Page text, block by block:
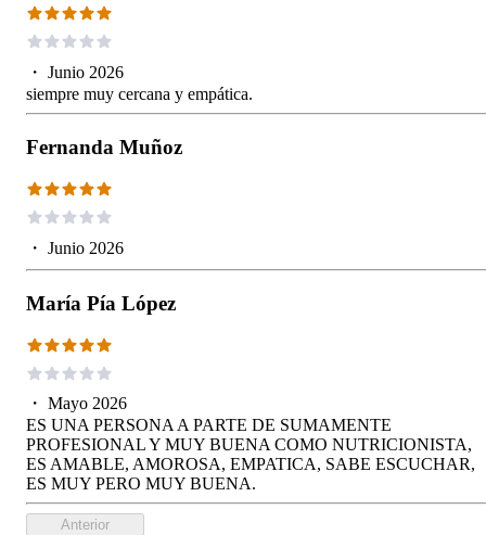
・ Junio 2026
siempre muy cercana y empática.
Fernanda Muñoz
・ Junio 2026
María Pía López
・ Mayo 2026
ES UNA PERSONA A PARTE DE SUMAMENTE
PROFESIONAL Y MUY BUENA COMO NUTRICIONISTA,
ES AMABLE, AMOROSA, EMPATICA, SABE ESCUCHAR,
ES MUY PERO MUY BUENA.
Anterior